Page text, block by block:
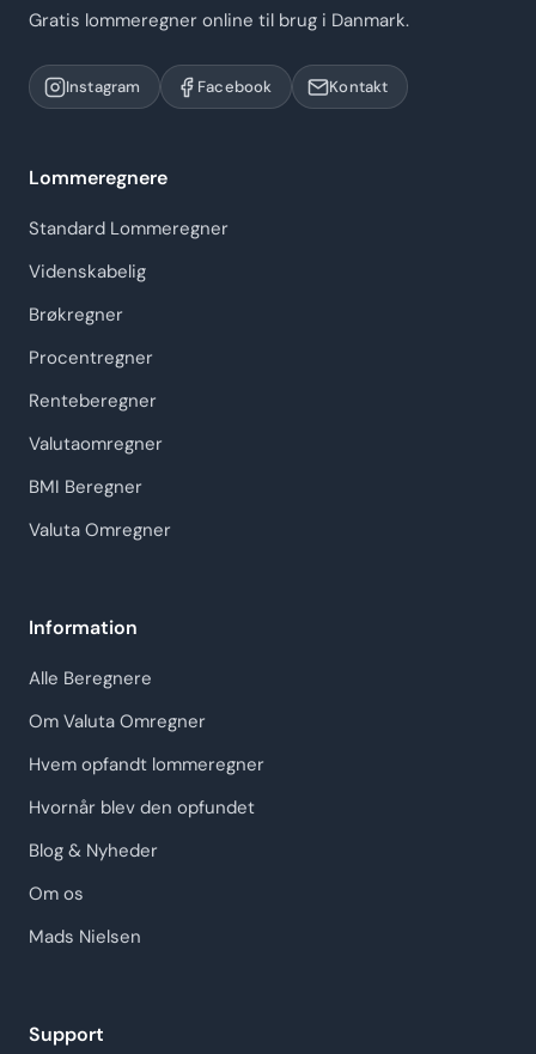
Gratis lommeregner online til brug i Danmark.
Instagram Facebook Kontakt
Lommeregnere
Standard Lommeregner
Videnskabelig
Brøkregner
Procentregner
Renteberegner
Valutaomregner
BMI Beregner
Valuta Omregner
Information
Alle Beregnere
Om Valuta Omregner
Hvem opfandt lommeregner
Hvornår blev den opfundet
Blog & Nyheder
Om os
Mads Nielsen
Support